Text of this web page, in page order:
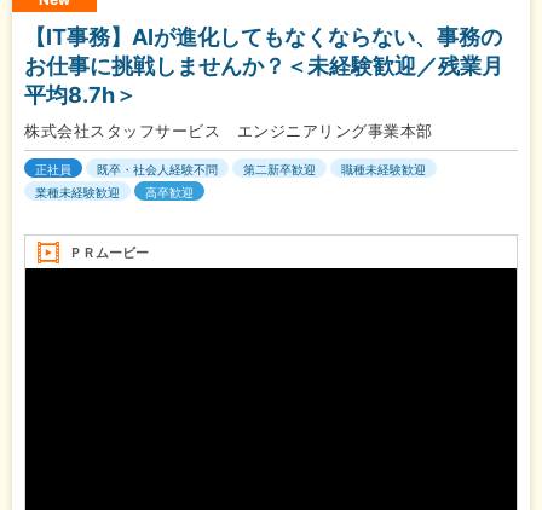
【IT事務】AIが進化してもなくならない、事務の
お仕事に挑戦しませんか？＜未経験歓迎／残業月
平均8.7h＞
株式会社スタッフサービス エンジニアリング事業本部
正社員 既卒・社会人経験不問 第二新卒歓迎
職種未経験歓迎
業種未経験歓迎
高卒歓迎
ＰＲムービー